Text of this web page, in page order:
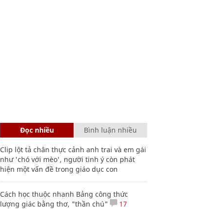
Đọc nhiều Bình luận nhiều
Clip lột tả chân thực cảnh anh trai và em gái
như 'chó với mèo', người tinh ý còn phát
hiện một vấn đề trong giáo dục con
Cách học thuộc nhanh Bảng công thức
lượng giác bằng thơ, "thần chú"
17